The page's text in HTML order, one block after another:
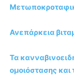
Ανεπάρκεια
Τα
ομοιόστασης και